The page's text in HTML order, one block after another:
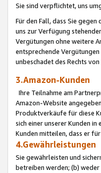
Sie sind verpflichtet, uns
Für den Fall, dass Sie
uns zur Verfügung
Vergütungen ohne weitere
entsprechende
unbeschadet des Rechts
3.Amazon-Kunden
Ihre Teilnahme am
Amazon-Website
Produktverkäufe für diese
sich einer unserer Kunden
Kunden mitteilen, dass er
4.Gewährleistungen
Sie gewährleisten und
betreiben werden; (b)